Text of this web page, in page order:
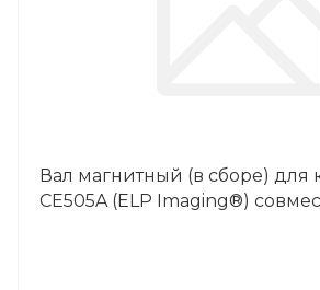
Вал магнитный (в сборе) для
CE505A (ELP Imaging®)